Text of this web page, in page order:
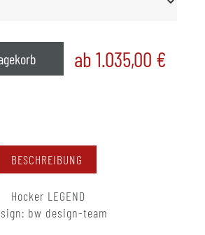
ab 1.035,00 €
BESCHREIBUNG
Hocker LEGEND
bw design-team